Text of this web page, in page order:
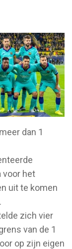
dan 1
voor het
uit te komen
zich vier
van de 1
op zijn eigen